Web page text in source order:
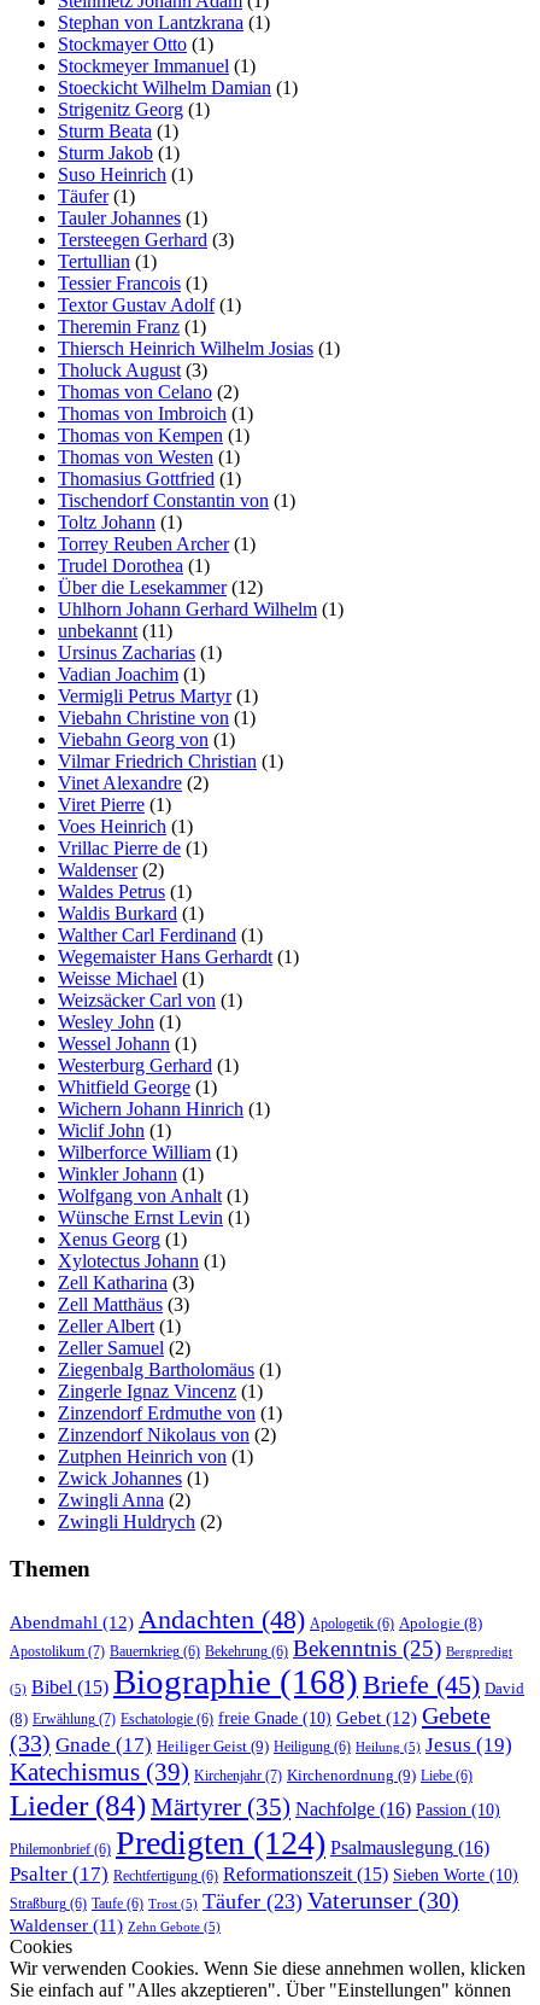
Stephan von Lantzkrana (1)
Stockmayer Otto (1)
Stockmeyer Immanuel (1)
Stoeckicht Wilhelm Damian (1)
Strigenitz Georg (1)
Sturm Beata (1)
Sturm Jakob (1)
Suso Heinrich (1)
Täufer(1)
Tauler Johannes (1)
Tersteegen Gerhard (3)
Tertullian (1)
Tessier Francois (1)
Textor Gustav Adolf(1)
Theremin Franz (1)
Thiersch Heinrich Wilhelm Josias (1)
Tholuck August (3)
Thomas von Celano (2)
Thomas von Imbroich (1)
Thomas von Kempen (1)
Thomas von Westen (1)
Thomasius Gottfried (1)
Tischendorf Constantin von (1)
Toltz Johann (1)
Torrey Reuben Archer(1)
Trudel Dorothea (1)
Über die Lesekammer(12)
Uhlhorn Johann Gerhard Wilhelm (1)
unbekannt (11)
Ursinus Zacharias (1)
Vadian Joachim (1)
Vermigli Petrus Martyr(1)
Viebahn Christine von (1)
Viebahn Georg von (1)
Vilmar Friedrich Christian (1)
Vinet Alexandre (2)
Viret Pierre (1)
Voes Heinrich (1)
Vrillac Pierre de (1)
Waldenser(2)
Waldes Petrus (1)
Waldis Burkard (1)
Walther Carl Ferdinand (1)
Wegemaister Hans Gerhardt (1)
Weisse Michael (1)
Weizsäcker Carl von (1)
Wesley John (1)
Wessel Johann (1)
Westerburg Gerhard (1)
Whitfield George (1)
Wichern Johann Hinrich (1)
Wiclif John (1)
Wilberforce William (1)
Winkler Johann (1)
Wolfgang von Anhalt (1)
Wünsche Ernst Levin (1)
Xenus Georg (1)
Xylotectus Johann (1)
Zell Katharina (3)
Zell Matthäus (3)
Zeller Albert (1)
Zeller Samuel (2)
Ziegenbalg Bartholomäus (1)
Zingerle Ignaz Vincenz (1)
Zinzendorf Erdmuthe von (1)
Zinzendorf Nikolaus von (2)
Zutphen Heinrich von (1)
Zwick Johannes (1)
Zwingli Anna (2)
Zwingli Huldrych (2)
Themen
Abendmahl (12) Andachten (48) Apologetik (6) Apologie (8)
Apostolikum (7) Bauernkrieg (6) Bekehrung (6) Bekenntnis (25) Bergpredigt
(5) Bibel (15) Biographie (168) Briefe (45) David
(8) Erwählung (7) Eschatologie (6) freie Gnade (10) Gebet (12) Gebete
(33) Gnade (17) Heiliger Geist (9) Heiligung (6) Heilung (5) Jesus (19)
Katechismus (39) Kirchenjahr (7) Kirchenordnung (9) Liebe (6)
Lieder(84)Märtyrer (35) Nachfolge (16) Passion (10)
Philemonbrief (6) Predigten (124) Psalmauslegung (16)
Psalter (17) Rechtfertigung (6) Reformationszeit(15) Sieben Worte (10)
Straßburg (6) Taufe (6) Trost (5) Täufer (23) Vaterunser (30)
Waldenser (11) Zehn Gebote (5)
Cookies
Wir verwenden Cookies. Wenn Sie diese annehmen wollen, klicken
Sie einfach auf "Alles akzeptieren". Über "Einstellungen" können